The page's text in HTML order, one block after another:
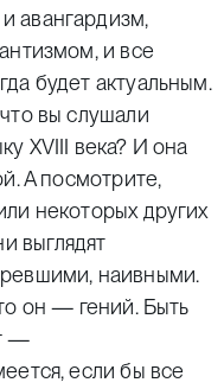
авангардизм,
и все
будет актуальным.
вы слушали
XVIII века? И она
А посмотрите,
некоторых других
выглядят
наивными.
он — гений. Быть
—
если бы все